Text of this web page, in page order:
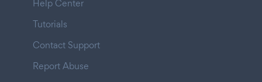
Help Center
Tutorials
Contact Support
Report Abuse